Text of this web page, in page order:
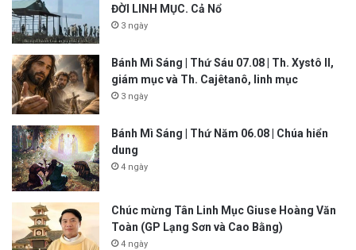
ĐỜI LINH MỤC. Cả Nổ
3 ngày
Bánh Mì Sáng | Thứ Sáu 07.08 | Th. Xystô II,
giám mục và Th. Cajêtanô, linh mục
3 ngày
Bánh Mì Sáng | Thứ Năm 06.08 | Chúa hiển
dung
4 ngày
Chúc mừng Tân Linh Mục Giuse Hoàng Văn
Toàn (GP Lạng Sơn và Cao Bằng)
4 ngày